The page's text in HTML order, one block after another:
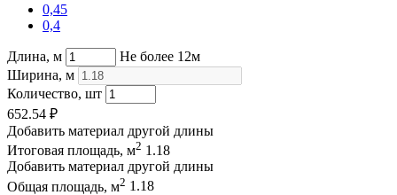
0,45
0,4
Длина, м
Не более 12м
Ширина, м
Количество, шт
652.54 ₽
Добавить материал другой длины
Итоговая площадь, м2 1.18
Добавить материал другой длины
Общая площадь, м2 1.18